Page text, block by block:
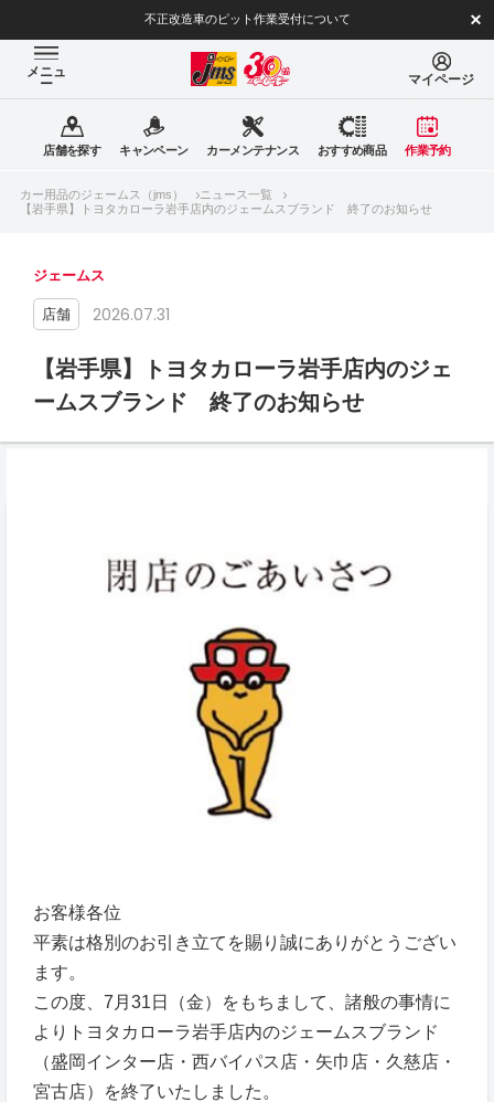
不正改造車のピット作業受付について
メニュ
ー マイページ
店舗を探す キャンペーン カーメンテナンス おすすめ商品 作業予約
カー用品のジェームス（jms）
ニュース一覧
【岩手県】トヨタカローラ岩手店内のジェームスブランド 終了のお知らせ
ジェームス
店舗 2026.07.31
【岩手県】トヨタカローラ岩手店内のジェ
ームスブランド 終了のお知らせ
お客様各位
平素は格別のお引き立てを賜り誠にありがとうござい
ます。
この度、7月31日（金）をもちまして、諸般の事情に
よりトヨタカローラ岩手店内のジェームスブランド
（盛岡インター店・西バイパス店・矢巾店・久慈店・
宮古店）を終了いたしました。